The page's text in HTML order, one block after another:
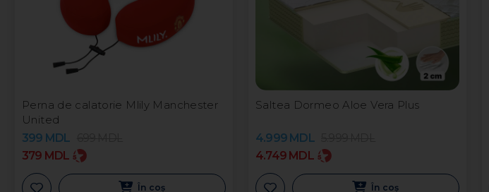
Perna de calatorie Mlily Manchester
United
399 MDL
379 MDL
În coș
Saltea Dormeo Aloe Vera Plus
4.999 MDL
4.749 MDL
În coș